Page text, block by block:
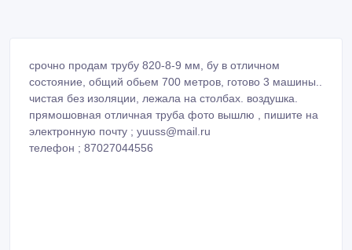
срочно продам трубу 820-8-9 мм, бу в отличном
состояние, общий обьем 700 метров, готово 3 машины..
чистая без изоляции, лежала на столбах. воздушка.
прямошовная отличная труба фото вышлю , пишите на
электронную почту ; yuuss@mail.ru
телефон ; 87027044556